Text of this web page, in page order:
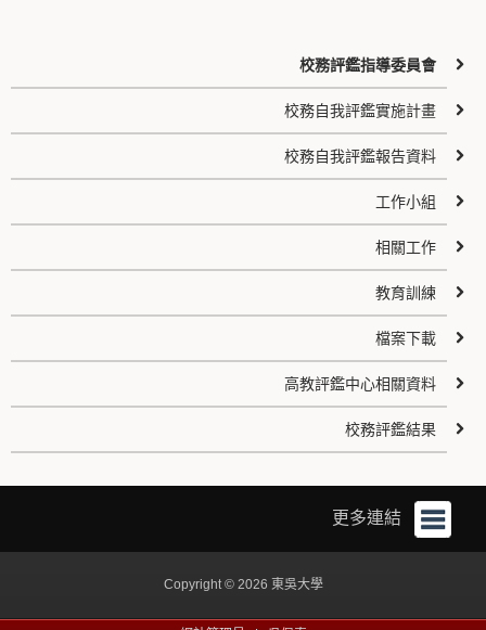
校務評鑑指導委員會
校務自我評鑑實施計畫
校務自我評鑑報告資料
工作小組
相關工作
教育訓練
檔案下載
高教評鑑中心相關資料
校務評鑑結果
更多連結
Copyright © 2026 東吳大學